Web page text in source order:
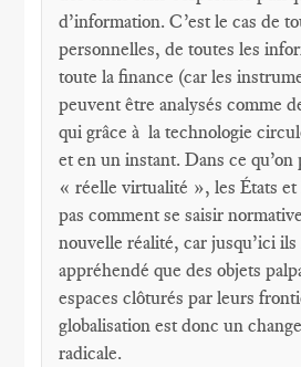
d’information. C’est le cas de
personnelles, de toutes les
toute la finance (car les
peuvent être analysés comme
qui grâce à la technologie
et en un instant. Dans ce
« réelle virtualité », les États
pas comment se saisir
nouvelle réalité, car jusqu’ici ils
appréhendé que des objets
espaces clôturés par leurs
globalisation est donc un
radicale.